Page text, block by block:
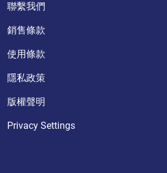
聯繫我們
銷售條款
使用條款
隱私政策
版權聲明
Privacy Settings